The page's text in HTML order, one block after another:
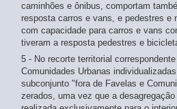
caminhões e ônibus, comportam
resposta carros e vans, e pedestres e
com capacidade para carros e vans
tiveram a resposta pedestres e
5 - No recorte territorial
Comunidades Urbanas
subconjunto "fora de Favelas e
zerados, uma vez que a